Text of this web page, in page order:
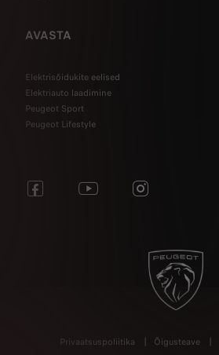
AVASTA
Elektrisõidukite eelised
Elektriauto laadimine
Peugeot Sport
Peugeot Lifestyle
Privaatsuspoliitika Õigusteave